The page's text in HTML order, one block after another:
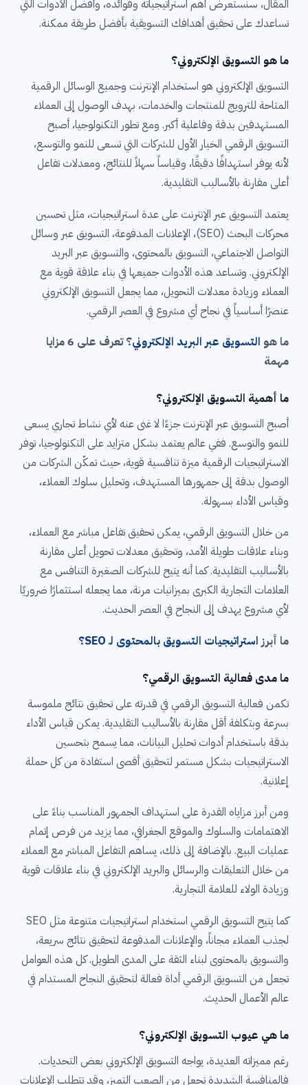
المقال، سنستعرض أهم استراتيجياته وفوائده، وأفضل الأدوات التي
تساعدك على تحقيق أهدافك التسويقية بأفضل طريقة ممكنة.
ما هو التسويق الإلكتروني؟
التسويق الإلكتروني هو استخدام الإنترنت وجميع الوسائل الرقمية
المتاحة للترويج للمنتجات والخدمات، بهدف الوصول إلى العملاء
المستهدفين بدقة وفاعلية أكبر. ومع تطور التكنولوجيا، أصبح
التسويق الرقمي الخيار الأول للشركات التي تسعى للنمو والتوسع،
لأنه يوفر استهدافًا دقيقًا، وقياساً سهلاً للنتائج، ومعدلات تفاعل
أعلى مقارنة بالأساليب التقليدية.
يعتمد التسويق عبر الإنترنت على عدة استراتيجيات، مثل تحسين
محركات البحث (SEO)، الإعلانات المدفوعة، التسويق عبر وسائل
التواصل الاجتماعي، التسويق بالمحتوى، والتسويق عبر البريد
الإلكتروني. وتساعد هذه الأدوات جميعها في بناء علاقة قوية مع
العملاء وزيادة معدلات التحويل، مما يجعل التسويق الإلكتروني
عنصرًا أساسياً في نجاح أي مشروع في العصر الرقمي.
ما هو التسويق عبر البريد الإلكتروني
؟ تعرف على 6 مزايا
مهمة
ما أهمية التسويق الإلكتروني؟
أصبح التسويق عبر الإنترنت جزءًا لا غنى عنه لأي نشاط تجاري يسعى
للنمو والتوسع. ففي عالم يعتمد بشكل متزايد على التكنولوجيا، توفر
الاستراتيجيات الرقمية ميزة تنافسية قوية، حيث تمكّن الشركات من
الوصول بدقة إلى جمهورها المستهدف، وتحليل سلوك العملاء،
وقياس الأداء بسهولة.
من خلال التسويق الرقمي، يمكن تحقيق تفاعل مباشر مع العملاء،
وبناء علاقات طويلة الأمد، وتحقيق معدلات تحويل أعلى مقارنة
بالأساليب التقليدية. كما أنه يتيح للشركات الصغيرة التنافس مع
العلامات التجارية الكبرى بميزانيات مرنة، مما يجعله استثمارًا ضروريًا
لأي مشروع يهدف إلى النجاح في العصر الحديث.
ما أبرزاستراتيجيات التسويق بالمحتوى لـ SEO؟
ما مدى فعالية التسويق الرقمي؟
تكمن فعالية التسويق الرقمي في قدرته على تحقيق نتائج ملموسة
بسرعة وبتكلفة أقل مقارنة بالأساليب التقليدية. يمكن قياس الأداء
بدقة باستخدام أدوات تحليل البيانات، مما يسمح بتحسين
الاستراتيجيات بشكل مستمر لتحقيق أقصى استفادة من كل حملة
إعلانية.
ومن أبرز مزاياه القدرة على استهداف الجمهور المناسب بناءً على
الاهتمامات والسلوك والموقع الجغرافي، مما يزيد من فرص إتمام
عمليات البيع. بالإضافة إلى ذلك، يساهم التفاعل المباشر مع العملاء
من خلال التعليقات والرسائل والبريد الإلكتروني في بناء علاقات قوية
وزيادة الولاء للعلامة التجارية.
كما يتيح التسويق الرقمي استخدام استراتيجيات متنوعة مثل SEO
لجذب العملاء مجاناً، والإعلانات المدفوعة لتحقيق نتائج سريعة،
والتسويق بالمحتوى لبناء الثقة على المدى الطويل. كل هذه العوامل
تجعل من التسويق الرقمي أداة فعالة لتحقيق النجاح المستدام في
عالم الأعمال الحديث.
ما هي عيوب التسويق الإلكتروني؟
رغم مميزاته العديدة، يواجه التسويق الإلكتروني بعض التحديات.
فالمنافسة الشديدة تجعل من الصعب التميز، وقد تتطلب الإعلانات